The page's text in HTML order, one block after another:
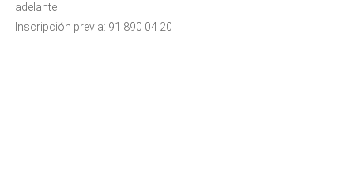
adelante.
Inscripción previa: 91 890 04 20